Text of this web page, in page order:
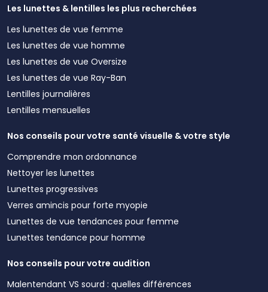
Les lunettes & lentilles les plus recherchées
Les lunettes de vue femme
Les lunettes de vue homme
Les lunettes de vue Oversize
Les lunettes de vue Ray-Ban
Lentilles journalières
Lentilles mensuelles
Nos conseils pour votre santé visuelle & votre style
Comprendre mon ordonnance
Nettoyer les lunettes
Lunettes progressives
Verres amincis pour forte myopie
Lunettes de vue tendances pour femme
Lunettes tendance pour homme
Nos conseils pour votre audition
Malentendant VS sourd : quelles différences